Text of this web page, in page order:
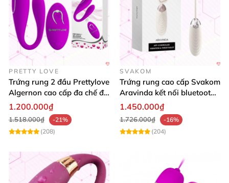
PRETTY LOVE
Trứng rung 2 đầu Prettylove
Algernon cao cấp đa chế độ
kích thích
1.200.000₫
1.518.000₫
-21%
(208)
SVAKOM
Trứng rung cao cấp Svakom
Aravinda kết nối bluetooth
điều khiển qua app
1.450.000₫
1.726.000₫
-16%
(204)